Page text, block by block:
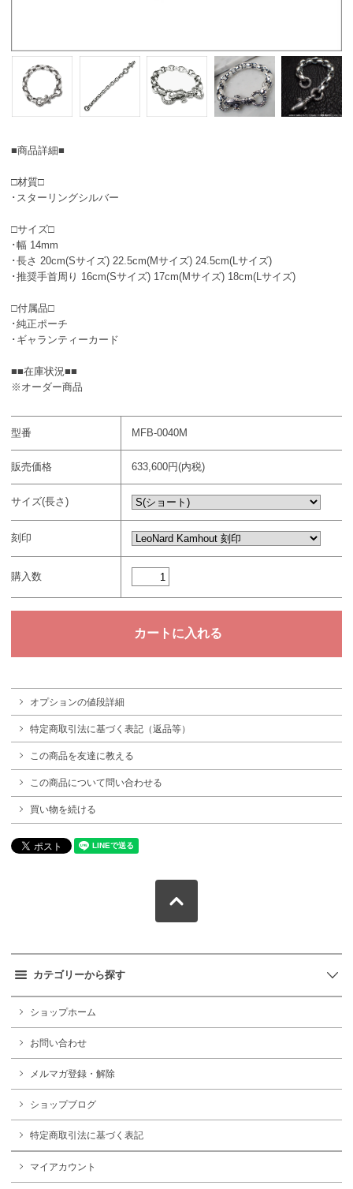
■商品詳細■
□材質□
･スターリングシルバー
□サイズ□
･幅 14mm
･長さ 20cm(Sサイズ) 22.5cm(Mサイズ) 24.5cm(Lサイズ)
･推奨手首周り 16cm(Sサイズ) 17cm(Mサイズ) 18cm(Lサイズ)
□付属品□
･純正ポーチ
･ギャランティーカード
■■在庫状況■■
※オーダー商品
型番 MFB-0040M
販売価格 633,600円(内税)
サイズ(長さ)
刻印
購入数
オプションの値段詳細
特定商取引法に基づく表記（返品等）
この商品を友達に教える
この商品について問い合わせる
買い物を続ける
カテゴリーから探す
ショップホーム
お問い合わせ
メルマガ登録・解除
ショップブログ
特定商取引法に基づく表記
マイアカウント